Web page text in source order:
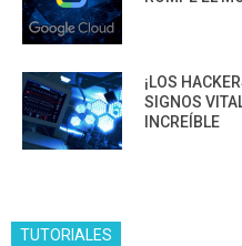
¡LOS
SIGNOS
INCREÍBLE
TUTORIALES